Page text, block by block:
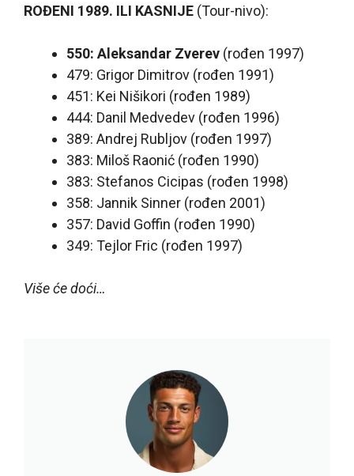
ROĐENI 1989. ILI KASNIJE (Tour-nivo):
550: Aleksandar Zverev (rođen 1997)
479: Grigor Dimitrov (rođen 1991)
451: Kei Nišikori (rođen 1989)
444: Danil Medvedev (rođen 1996)
389: Andrej Rubljov (rođen 1997)
383: Miloš Raonić (rođen 1990)
383: Stefanos Cicipas (rođen 1998)
358: Jannik Sinner (rođen 2001)
357: David Goffin (rođen 1990)
349: Tejlor Fric (rođen 1997)
Više će doći…